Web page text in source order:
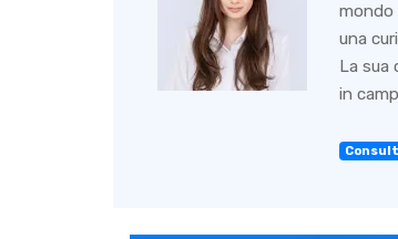
mondo
una
La sua
in